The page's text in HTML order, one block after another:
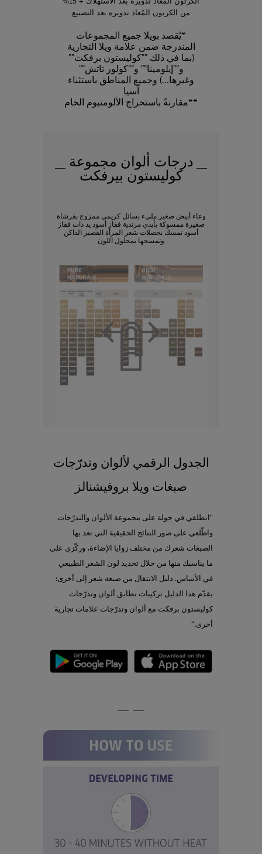
من الكرتون المُعاد تدويره بعد التصنيع
*يُقصد بويلا جميع المجموعات
المندرجة ضمن علامة ويلا التجارية
(بما في ذلك ""كوليستون برفكت""
و""إيلومينا"" و""كولور تاتش""
وغيرها...) وجميع المناطق باستثناء
آسيا
**مقارنةً باستخراج الألومنيوم الخام
درجات ألوان مجموعة
كوليستون بيرفكت
وعاء أبيض صغير مليء بسائل كريمي ممزوج بفرشاة
صغيرة ممسوكة بأيدي مرتدية قفاز أسود يد ذات قفاز
أسود تمسك بخصلات شعر المرأة القصير الداكن
وتمسحها بمحلول اللون
الجدول الرقمي لألوان وتدرّجات
صبغات ويلا بروفيشنالز
"انطلقي في جولة على مجموعة الألوان والتدرّجات
واطّلعي على صور النتائج الحقيقية التي تعد بها
الصبغات شعرك من مختلف زوايا الإضاءة، وركّزي على
ما يناسبك منها من خلال تحديد لون الشعر الطبيعي
في الأساس. دليل الانتقال من صبغة شعر إلى أخرى:
يقدّم هذا الدليل تركيبات تطابق ألوان وتدرّجات
كوليستون برفكت مع ألوان وتدرّجات علامات تجارية
أخرى."